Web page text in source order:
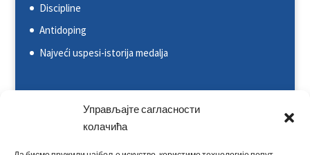
Управљајте сагласности
колачића
Discipline
Antidoping
Najveći uspesi-istorija medalja
Svetska kajakaška federacija (ICF)
Evropska kajakaška asocijacija (ECA)
Rezultati na nacionalnim takmičenjima